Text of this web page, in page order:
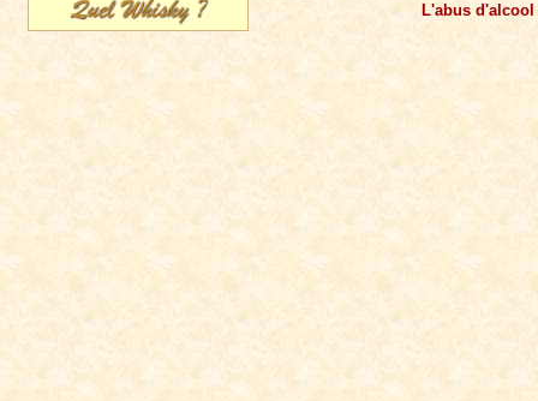
L'abus